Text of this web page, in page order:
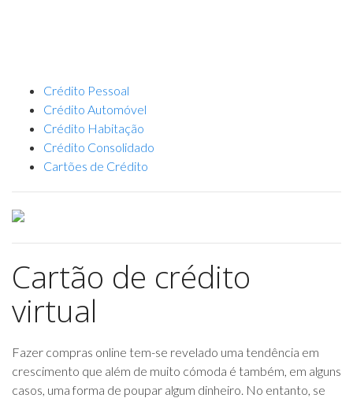
Crédito Pessoal
Crédito Automóvel
Crédito Habitação
Crédito Consolidado
Cartões de Crédito
Cartão de crédito
virtual
Fazer compras online tem-se revelado uma tendência em
crescimento que além de muito cómoda é também, em alguns
casos, uma forma de poupar algum dinheiro. No entanto, se